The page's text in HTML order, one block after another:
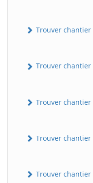
Trouver
Trouver
Trouver chantier
Trouver chantier
Trouver